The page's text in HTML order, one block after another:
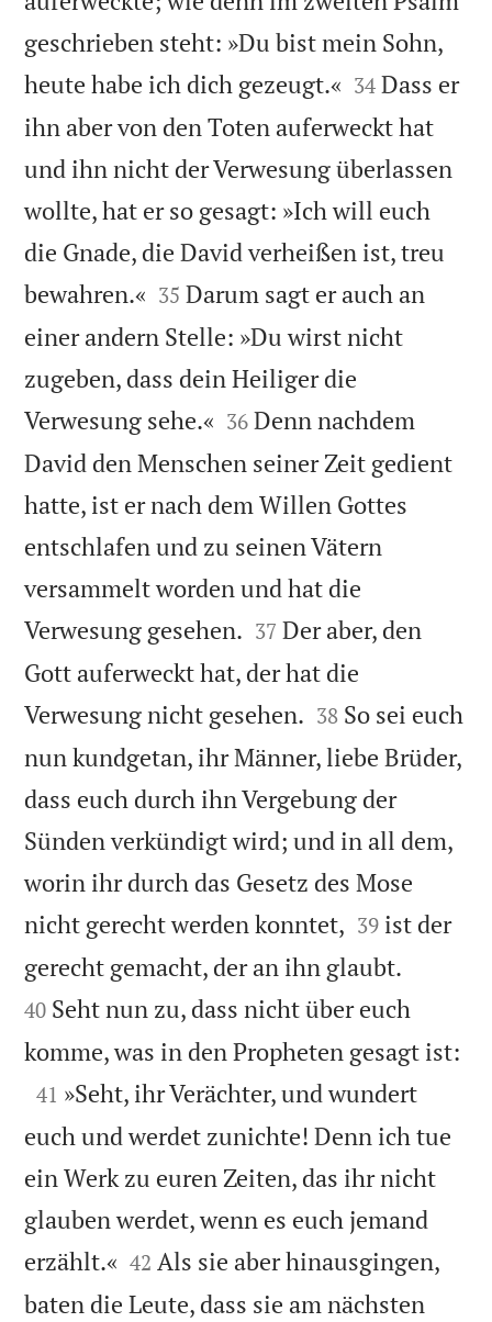
geschrieben steht: »Du bist mein Sohn,
heute habe ich dich gezeugt.« 

34 Dass er
ihn aber von den Toten auferweckt hat
und ihn nicht der Verwesung überlassen
wollte, hat er so gesagt: »Ich will euch
die Gnade, die David verheißen ist, treu
bewahren.« 

35 Darum sagt er auch an
einer andern Stelle: »Du wirst nicht
zugeben, dass dein Heiliger die
Verwesung sehe.« 

36 Denn nachdem
David den Menschen seiner Zeit gedient
hatte, ist er nach dem Willen Gottes
entschlafen und zu seinen Vätern
versammelt worden und hat die
Verwesung gesehen. 

37 Der aber, den
Gott auferweckt hat, der hat die
Verwesung nicht gesehen. 

38 So sei euch
nun kundgetan, ihr Männer, liebe Brüder,
dass euch durch ihn Vergebung der
Sünden verkündigt wird; und in all dem,
worin ihr durch das Gesetz des Mose
nicht gerecht werden konntet, 

39 ist der
gerecht gemacht, der an ihn glaubt.
40 Seht nun zu, dass nicht über euch
komme, was in den Propheten gesagt ist:

41 »Seht, ihr Verächter, und wundert
euch und werdet zunichte! Denn ich tue
ein Werk zu euren Zeiten, das ihr nicht
glauben werdet, wenn es euch jemand
erzählt.« 

42 Als sie aber hinausgingen,
baten die Leute, dass sie am nächsten